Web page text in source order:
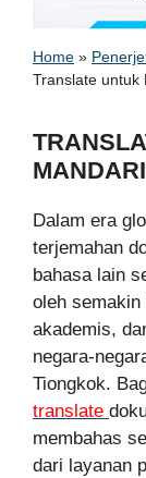
Home »
Translate untuk
Dalam era
terjemahan
bahasa lain
oleh semakin
akademis,
negara-
Tiongkok.
translate
membahas
dari layanan